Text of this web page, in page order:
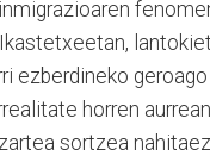
ezberdineko
horren
sortzea